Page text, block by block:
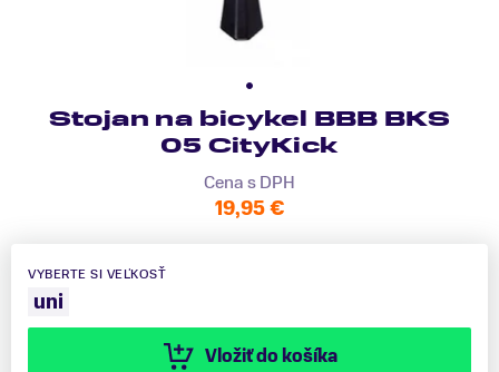
Stojan na bicykel BBB BKS
05 CityKick
Cena s DPH
19,95 €
VYBERTE SI VEĽKOSŤ
uni
Vložiť do košíka